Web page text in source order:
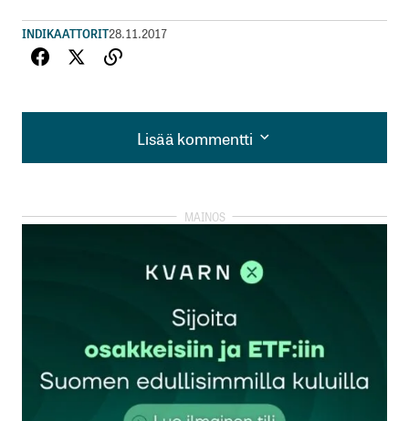
INDIKAATTORIT28.11.2017
Lisää kommentti
Lisää kommentti
kirjautua
rekisteröityä
Sähköpostiosoitettasi ei julkaista.Pakolliset